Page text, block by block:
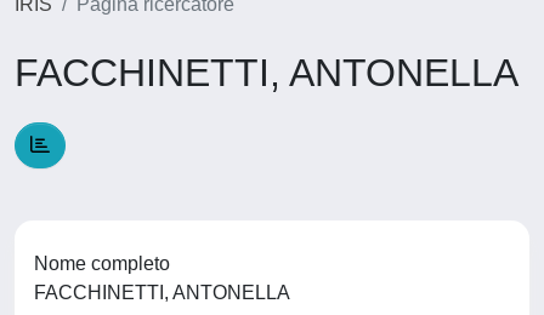
IRIS Pagina ricercatore
FACCHINETTI, ANTONELLA
Nome completo
FACCHINETTI, ANTONELLA